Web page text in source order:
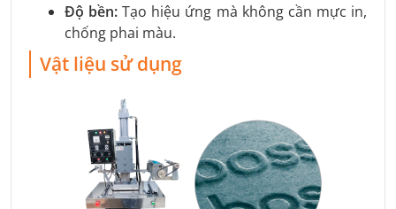
Độ bền: Tạo hiệu ứng mà không cần mực in,
chống phai màu.
Vật liệu sử dụng